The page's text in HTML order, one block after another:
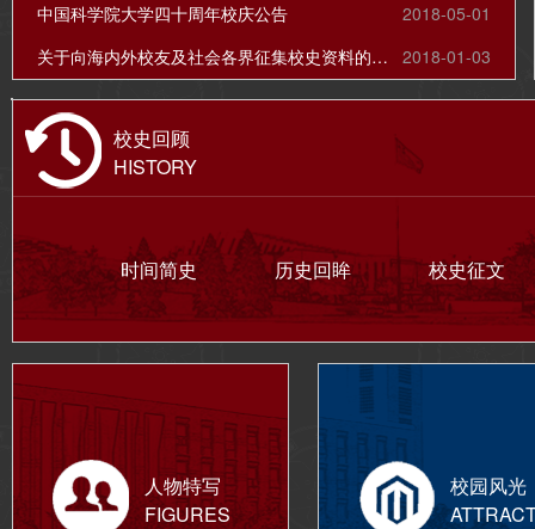
2018-05-01
中国科学院大学四十周年校庆公告
2018-01-03
关于向海内外校友及社会各界征集校史资料的公告
校史回顾
HISTORY
时间简史 历史回眸 校史征文
人物特写
FIGURES
校园风光